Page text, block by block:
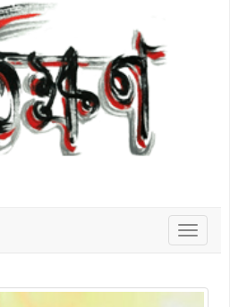
Toggle